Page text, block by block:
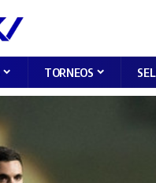
TORNEOS